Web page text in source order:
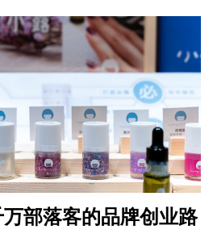
部落客的品牌创业路